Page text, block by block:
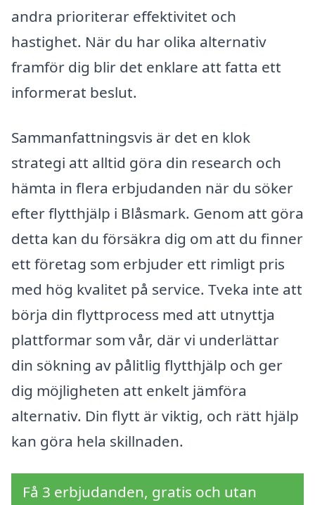
andra prioriterar effektivitet och
hastighet. När du har olika alternativ
framför dig blir det enklare att fatta ett
informerat beslut.
Sammanfattningsvis är det en klok
strategi att alltid göra din research och
hämta in flera erbjudanden när du söker
efter flytthjälp i Blåsmark. Genom att göra
detta kan du försäkra dig om att du finner
ett företag som erbjuder ett rimligt pris
med hög kvalitet på service. Tveka inte att
börja din flyttprocess med att utnyttja
plattformar som vår, där vi underlättar
din sökning av pålitlig flytthjälp och ger
dig möjligheten att enkelt jämföra
alternativ. Din flytt är viktig, och rätt hjälp
kan göra hela skillnaden.
Få 3 erbjudanden, gratis och utan